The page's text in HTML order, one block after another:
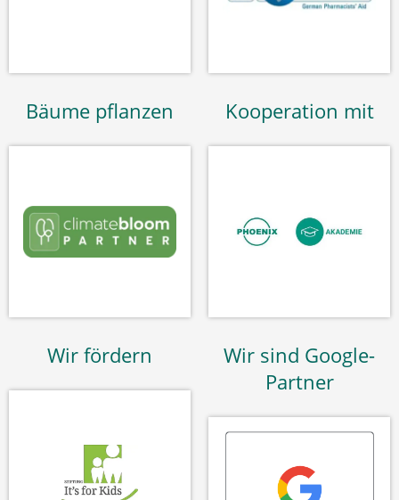
Bäume pflanzen Kooperation mit
Wir fördern
Wir sind Google-
Partner